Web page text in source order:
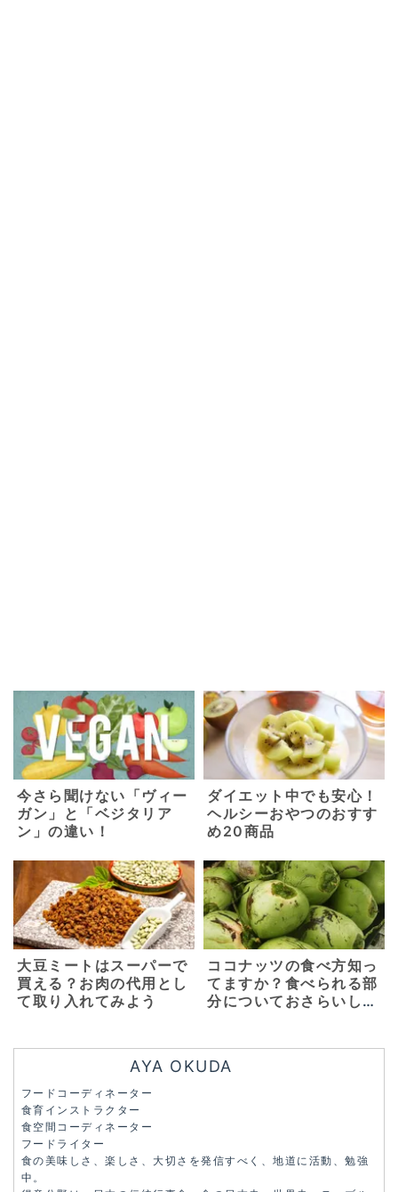
今さら聞けない「ヴィー
ガン」と「ベジタリア
ン」の違い！
ダイエット中でも安心！
ヘルシーおやつのおすす
め20商品
大豆ミートはスーパーで
買える？お肉の代用とし
て取り入れてみよう
ココナッツの食べ方知っ
てますか？食べられる部
分についておさらいしよ
AYA OKUDA
フードコーディネーター
食育インストラクター
食空間コーディネーター
フードライター
食の美味しさ、楽しさ、大切さを発信すべく、地道に活動、勉強
中。